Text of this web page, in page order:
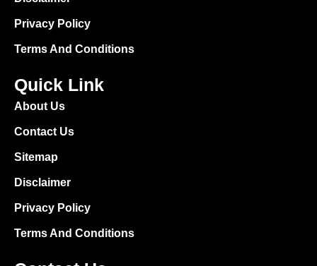
Privacy Policy
Terms And Conditions
Quick Link
About Us
Contact Us
Sitemap
Disclaimer
Privacy Policy
Terms And Conditions